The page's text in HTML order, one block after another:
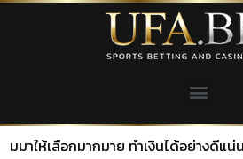
ลือกมากมาย ทำเงินได้อย่างดีแน่นอน เข้